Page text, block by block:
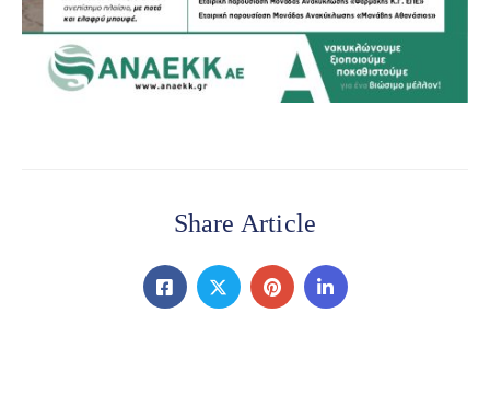
Share Article